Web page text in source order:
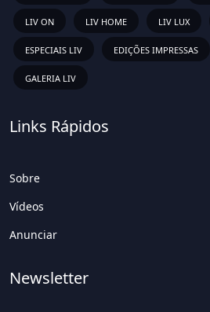
LIV ON LIV HOME LIV LUX
ESPECIAIS LIV EDIÇÕES IMPRESSAS
GALERIA LIV
Links Rápidos
Sobre
Vídeos
Anunciar
Newsletter